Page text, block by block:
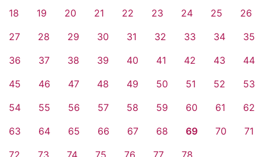
18
19 20 21 22 23 24 25
26
27
28 29 30 31 32 33 34
35
36
37 38 39 40 41 42 43
44
45
46 47 48 49 50 51 52
53
54
55 56 57 58 59 60 61
62
63
64 65 66 67 68 69 70
71
72
73 74 75 76 77 78